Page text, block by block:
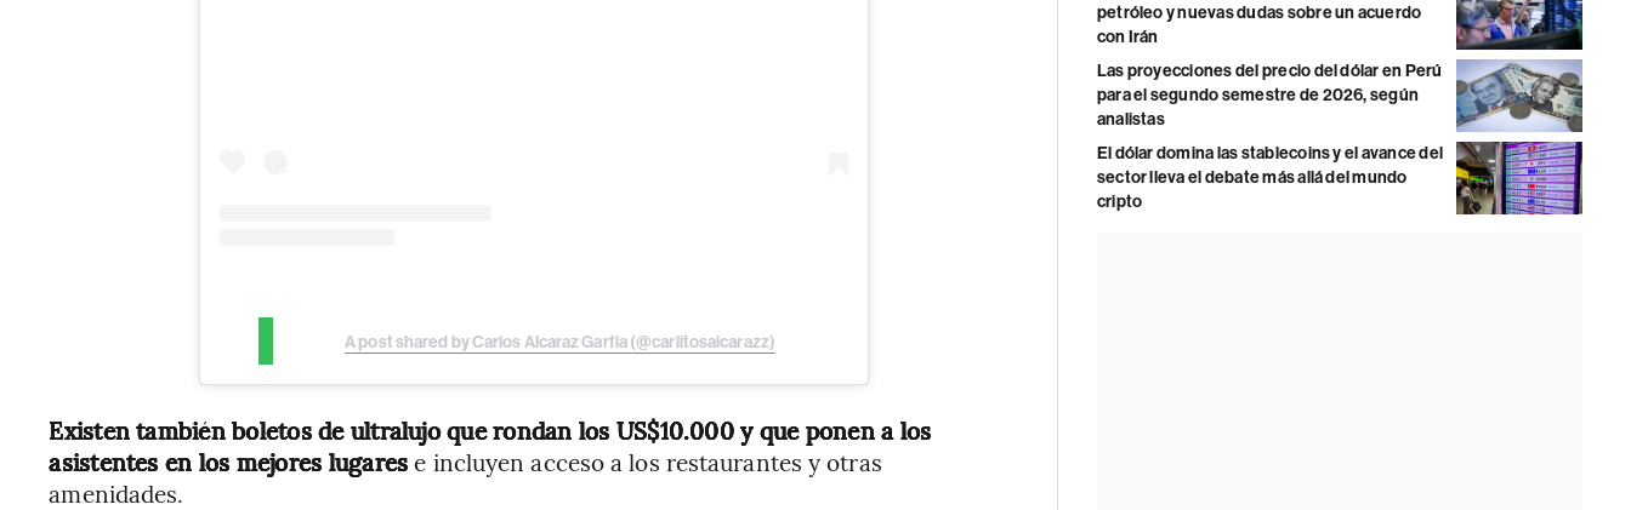
A post shared by Carlos Alcaraz Garfia (@carlitosalcarazz)
Existen también boletos de ultralujo que rondan los US$10.000 y que ponen a los
asistentes en los mejores lugarese incluyen acceso a los restaurantes y otras
amenidades.
petróleo y nuevas dudas sobre un acuerdo
con Irán
Las proyecciones del precio del dólar en Perú
para el segundo semestre de 2026, según
analistas
El dólar domina las stablecoins y el avance del
sector lleva el debate más allá del mundo
cripto